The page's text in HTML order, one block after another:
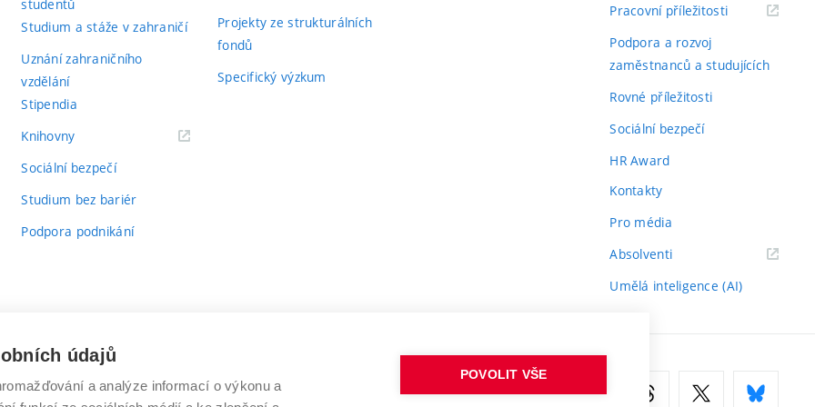
studentů
Studium a stáže v zahraničí
Uznání zahraničního
vzdělání
Stipendia
Knihovny(externí
Sociální bezpečí
Studium bez bariér
Podpora podnikání
Projekty ze strukturálních
fondů
Specifický výzkum
Pracovní příležitosti(externí
Podpora a rozvoj
zaměstnanců a studujících
Rovné příležitosti
Sociální bezpečí
HR Award
Kontakty
Pro média
Absolventi(externí
Umělá inteligence (AI)
VYSOKÉ UČENÍ TECHNICKÉ V BRNĚ
údajů
a analýze informací o výkonu a
POVOLIT VŠE